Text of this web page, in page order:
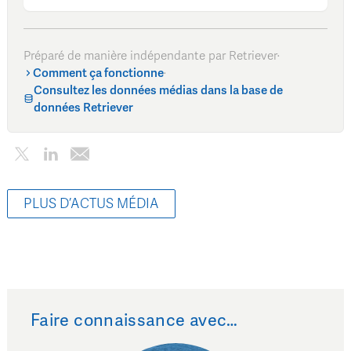
Préparé de manière indépendante par Retriever·
Comment ça fonctionne·
Consultez les données médias dans la base de
données Retriever
PLUS D’ACTUS MÉDIA
Faire connaissance avec…